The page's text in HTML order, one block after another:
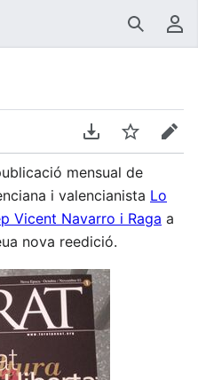
Buscar
Descarregar en
Vigilar
mensual de
i valencianista Lo
Vicent Navarro i Raga a
nova reedició.